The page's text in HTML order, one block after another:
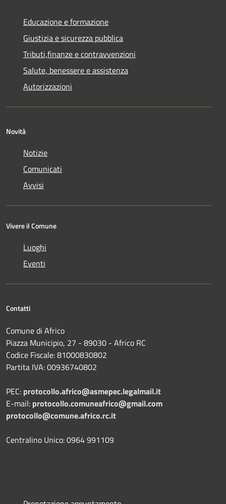
Educazione e formazione
Giustizia e sicurezza pubblica
Tributi,finanze e contravvenzioni
Salute, benessere e assistenza
Autorizzazioni
Novità
Notizie
Comunicati
Avvisi
Vivere il Comune
Luoghi
Eventi
Contatti
Comune di Africo
Piazza Municipio, 27 - 89030 - Africo RC
Codice Fiscale: 81000830802
Partita IVA: 00936740802
PEC: protocollo.africo@asmepec.legalmail.it
E-mail: protocollo.comuneafrico@gmail.com
protocollo@comune.africo.rc.it
Centralino Unico: 0964 991109